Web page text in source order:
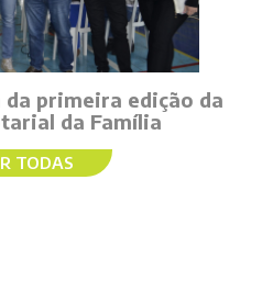
da primeira edição da
da Família
TODAS